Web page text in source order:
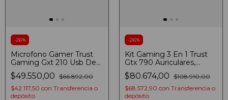
-26%
Microfono Gamer Trust
Gaming Gxt 210 Usb De
Pie Cable 1.5 Mt Negro
$49.550,00 $66.892,00
$42.117,50 con Transferencia o
depósito
-26%
Kit Gaming 3 En 1 Trust
Gtx 790 Auriculares,
Raton, Padmouse Negro
$80.674,00 $108.910,00
$68.572,90 con Transferencia o
depósito